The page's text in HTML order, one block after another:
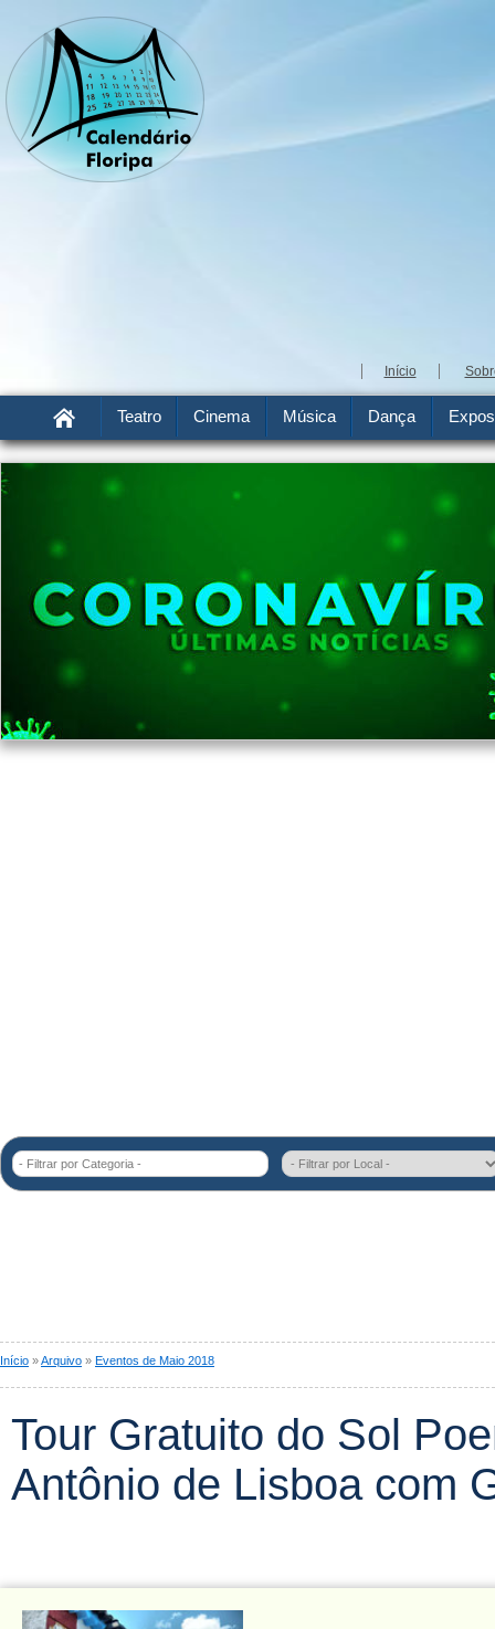
Início
Teatro Cinema Música Dança
- Filtrar por Categoria -
Início »Arquivo » Eventos de Maio 2018
Tour Gratuito do Sol
Antônio de Lisboa com